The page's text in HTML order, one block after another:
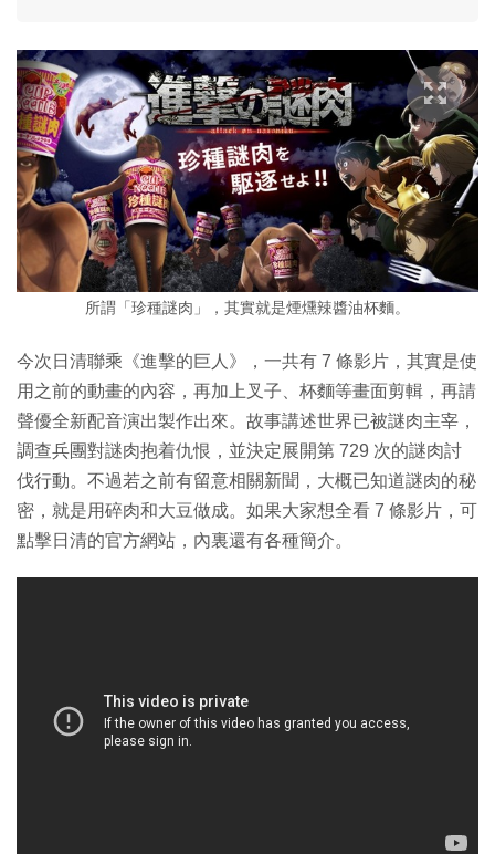
所謂「珍種謎肉」，其實就是煙燻辣醬油杯麵。
今次日清聯乘《進擊的巨人》，一共有 7 條影片，其實是使
用之前的動畫的內容，再加上叉子、杯麵等畫面剪輯，再請
聲優全新配音演出製作出來。故事講述世界已被謎肉主宰，
調查兵團對謎肉抱着仇恨，並決定展開第 729 次的謎肉討
伐行動。不過若之前有留意相關新聞，大概已知道謎肉的秘
密，就是用碎肉和大豆做成。如果大家想全看 7 條影片，可
點擊日清的官方網站，內裏還有各種簡介。